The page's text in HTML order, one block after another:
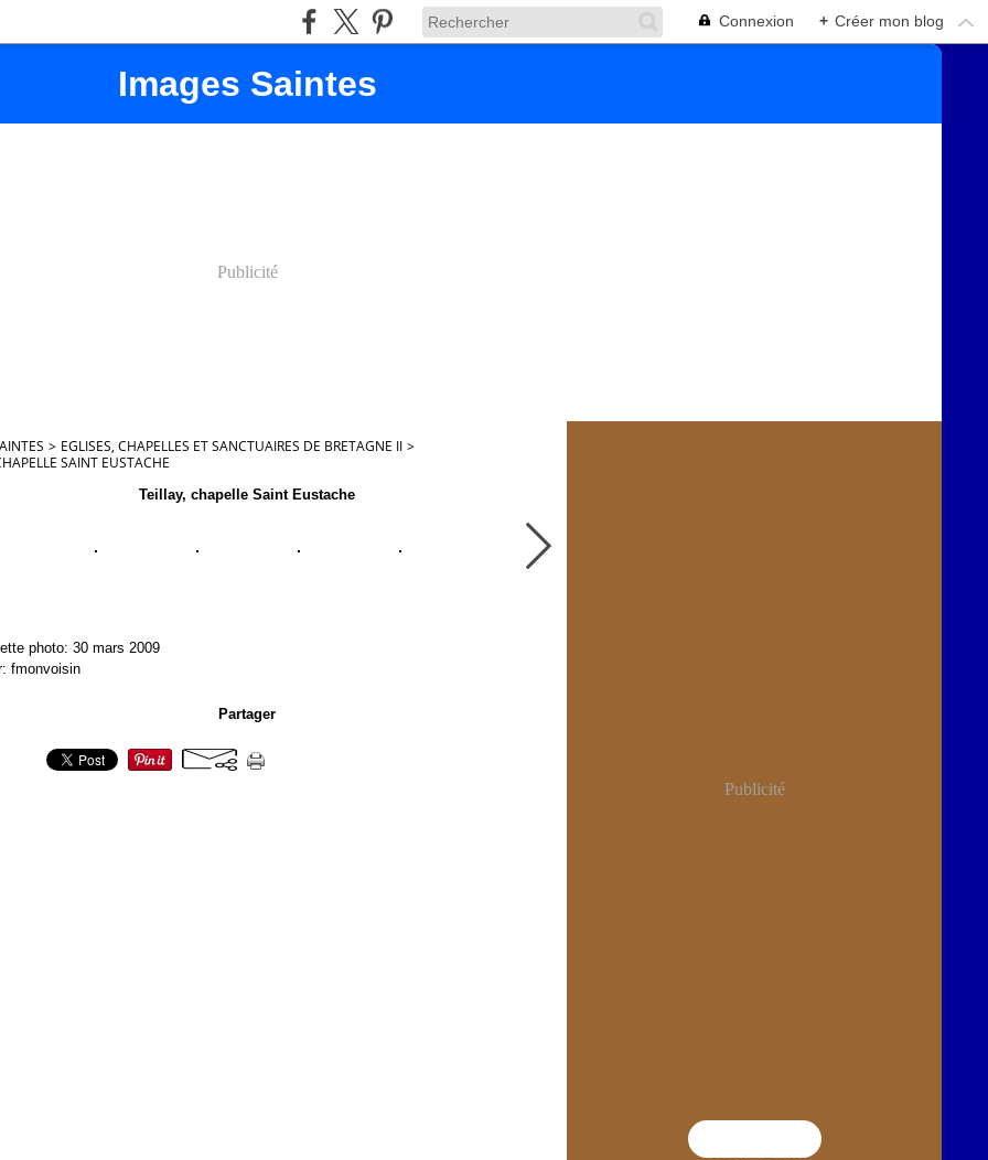
Connexion + Créer mon blog
Images Saintes
Publicité
> EGLISES, CHAPELLES ET SANCTUAIRES DE BRETAGNE II >
SAINT EUSTACHE
Teillay, chapelle Saint Eustache
photo: 30 mars 2009
fmonvoisin
Partager
Publicité